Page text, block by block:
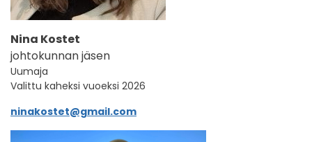
Nina Kostet
johtokunnan jäsen
Uumaja
Valittu kaheksi vuoeksi 2026
ninakostet@gmail.com